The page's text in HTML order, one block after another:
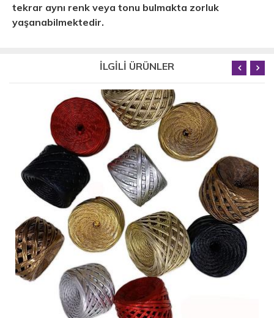
tekrar aynı renk veya tonu bulmakta zorluk
yaşanabilmektedir.
İLGİLİ ÜRÜNLER